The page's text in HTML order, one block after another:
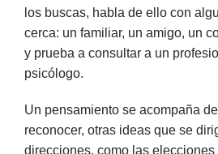
los buscas, habla de ello con
cerca: un familiar, un amigo, un
y prueba a consultar a un
psicólogo.
Un pensamiento se acompaña
reconocer, otras ideas que se
direcciones, como las